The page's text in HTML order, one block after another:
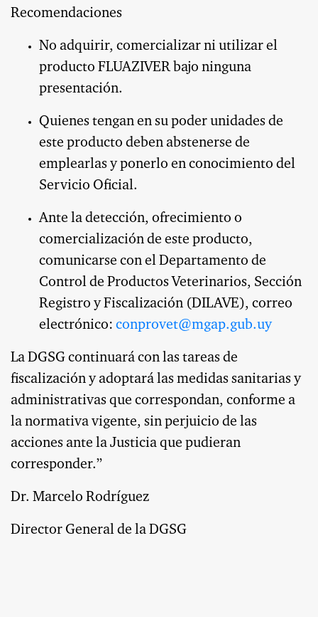
Recomendaciones
No adquirir, comercializar ni utilizar el
producto FLUAZIVER bajo ninguna
presentación.
Quienes tengan en su poder unidades de
este producto deben abstenerse de
emplearlas y ponerlo en conocimiento del
Servicio Oficial.
Ante la detección, ofrecimiento o
comercialización de este producto,
comunicarse con el Departamento de
Control de Productos Veterinarios, Sección
Registro y Fiscalización (DILAVE), correo
electrónico: conprovet@mgap.gub.uy
La DGSG continuará con las tareas de
fiscalización y adoptará las medidas sanitarias y
administrativas que correspondan, conforme a
la normativa vigente, sin perjuicio de las
acciones ante la Justicia que pudieran
corresponder.”
Dr. Marcelo Rodríguez
Director General de la DGSG